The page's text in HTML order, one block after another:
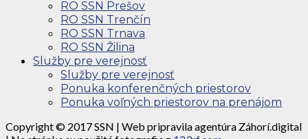
RO SSN Prešov
RO SSN Trenčín
RO SSN Trnava
RO SSN Žilina
Služby pre verejnosť
Služby pre verejnosť
Ponuka konferenčných priestorov
Ponuka voľných priestorov na prenájom
Copyright © 2017 SSN | Web pripravila agentúra Záhorí.digital